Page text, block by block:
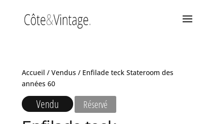
Accueil / Vendus/ Enfilade teck Stateroom des
années 60
Vendu Réservé